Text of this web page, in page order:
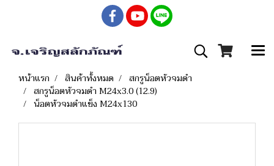
หน้าแรก สินค้าทั้งหมด
สกรูน็อตหัวจมดำ
สกรูน็อตหัวจมดำ M24x3.0 (12.9)
น็อตหัวจมดำแข็ง M24x130